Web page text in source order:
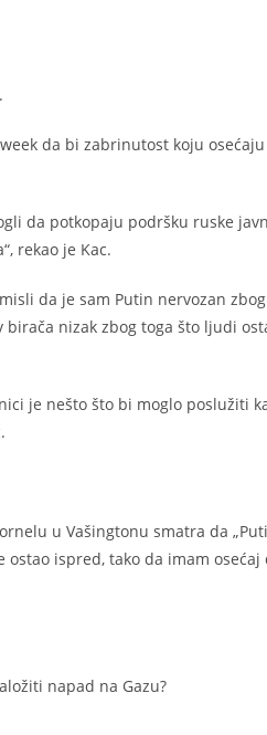
da bi zabrinutost koju
da potkopaju podršku ruske
rekao je Kac.
da je sam Putin nervozan
nizak zbog toga što ljudi
je nešto što bi moglo poslužiti
u Vašingtonu smatra da
ispred, tako da imam osećaj
napad na Gazu?